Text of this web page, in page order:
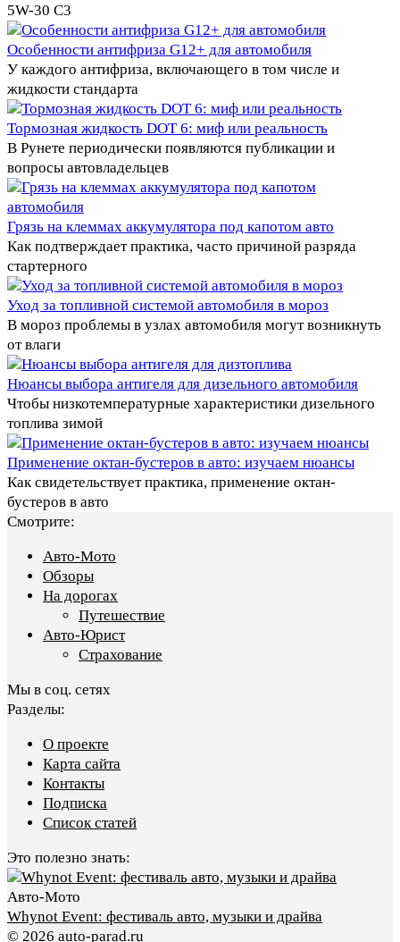
5W-30 C3
Особенности антифриза G12+ для автомобиля
У каждого антифриза, включающего в том числе и
жидкости стандарта
Тормозная жидкость DOT 6: миф или реальность
В Рунете периодически появляются публикации и
вопросы автовладельцев
Грязь на клеммах аккумулятора под капотом авто
Как подтверждает практика, часто причиной разряда
стартерного
Уход за топливной системой автомобиля в мороз
В мороз проблемы в узлах автомобиля могут возникнуть
от влаги
Нюансы выбора антигеля для дизельного автомобиля
Чтобы низкотемпературные характеристики дизельного
топлива зимой
Применение октан-бустеров в авто: изучаем нюансы
Как свидетельствует практика, применение октан-
бустеров в авто
Смотрите:
Авто-Мото
Обзоры
На дорогах
Путешествие
Авто-Юрист
Страхование
Мы в соц. сетях
Разделы:
О проекте
Карта сайта
Контакты
Подписка
Список статей
Это полезно знать:
Авто-Мото
Whynot Event: фестиваль авто, музыки и драйва
© 2026 auto-parad.ru